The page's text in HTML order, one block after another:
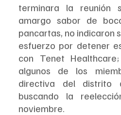
terminara la reunión
amargo sabor de
pancartas, no indicaron
esfuerzo por detener
con Tenet
algunos de los
directiva del distrito
buscando la
noviembre.